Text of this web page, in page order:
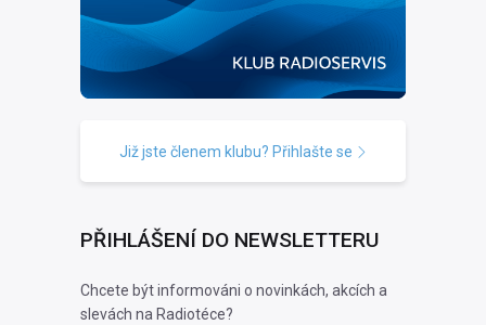
Již jste členem klubu? Přihlašte se
PŘIHLÁŠENÍ DO NEWSLETTERU
Chcete být informováni o novinkách, akcích a
slevách na Radiotéce?